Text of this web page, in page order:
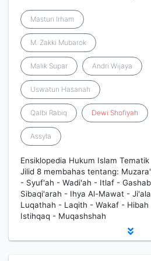
Masturi Irham
M. Zakki Mubarok
Malik Supar Andri Wijaya
Uswatun Hasanah
Qalbi Rabiq Dewi Shofiyah
Assyla
Ensiklopedia Hukum Islam Tematik
Jilid 8 membahas tentang:
- Syuf'ah - Wadi'ah - Itlaf -
Sibaqi'arah - Ihya Al-Mawat -
Luqathah - Laqith - Wakaf - Hibah
Istihqaq - Muqashshah